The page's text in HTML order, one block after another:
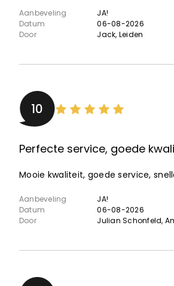
Aanbeveling
JA!
Datum
06-08-2026
Door
Jack, Leiden
10
Perfecte service, goede
Mooie kwaliteit, goede service,
Aanbeveling
JA!
Datum
06-08-2026
Door
Julian Schonfeld,